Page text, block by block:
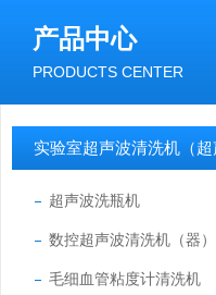
产品中心
PRODUCTS CENTER
超声波洗瓶机
数控超声波清洗机（器）
毛细血管粘度计清洗机